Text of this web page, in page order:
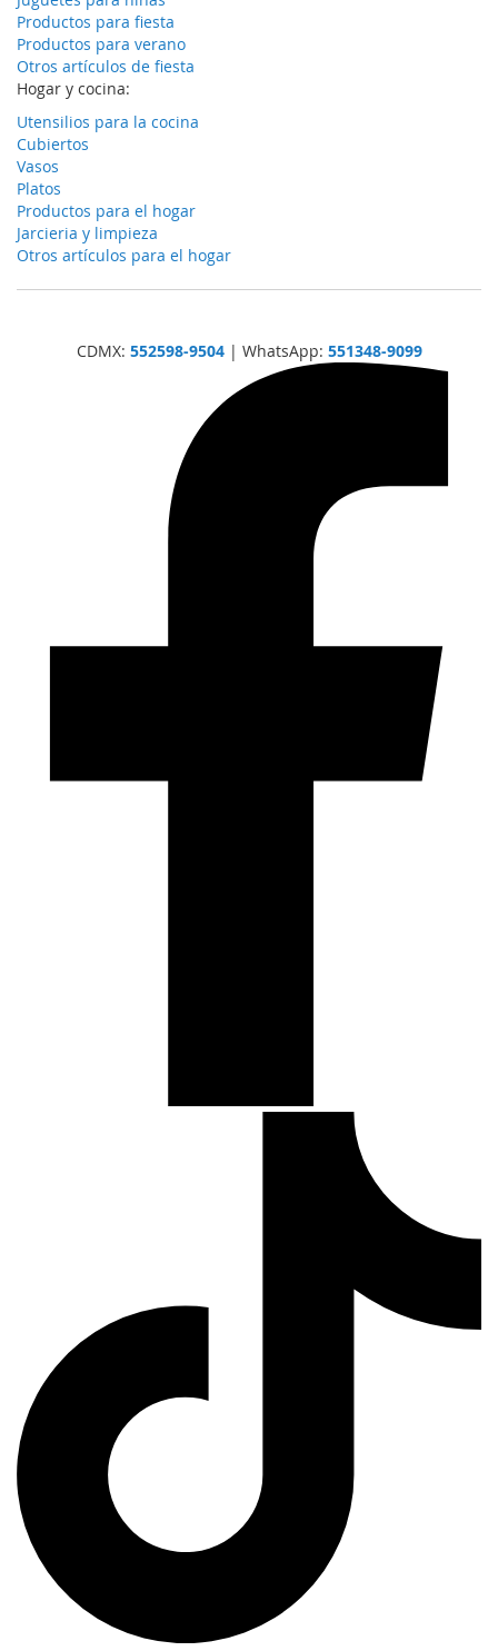
Productos para fiesta
Productos para verano
Otros artículos de fiesta
Hogar y cocina:
Utensilios para la cocina
Cubiertos
Vasos
Platos
Productos para el hogar
Jarcieria y limpieza
Otros artículos para el hogar
CDMX: 552598-9504| WhatsApp: 551348-9099